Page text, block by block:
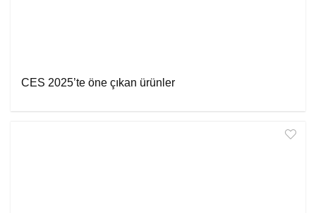
CES 2025’te öne çıkan ürünler